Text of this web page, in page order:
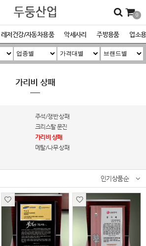
0
레저건강/자동차용품 악세사리 주방용품 업소
가리비 상패
주석/쟁반 상패
크리스탈 문진
가리비 상패
메탈/나무 상패
인기상품순